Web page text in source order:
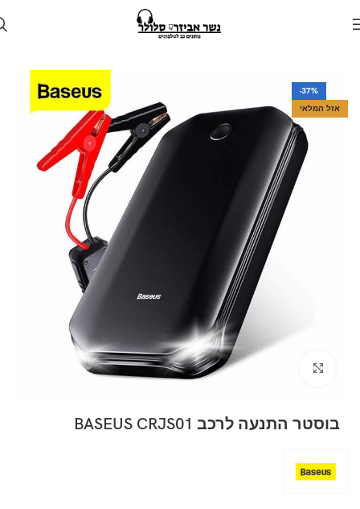
בוסטר התנעה לרכב
-37%
אזל המלאי
Click to enlarge
בוסטר התנעה לרכב BASEUS CRJS01